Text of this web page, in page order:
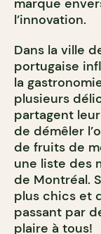
marque
l’innovation.
Dans la ville
portugaise
la
plusieurs
partagent
de démêler
de fruits de
une liste des
de Montréal.
plus chics et
passant par
plaire à tous!